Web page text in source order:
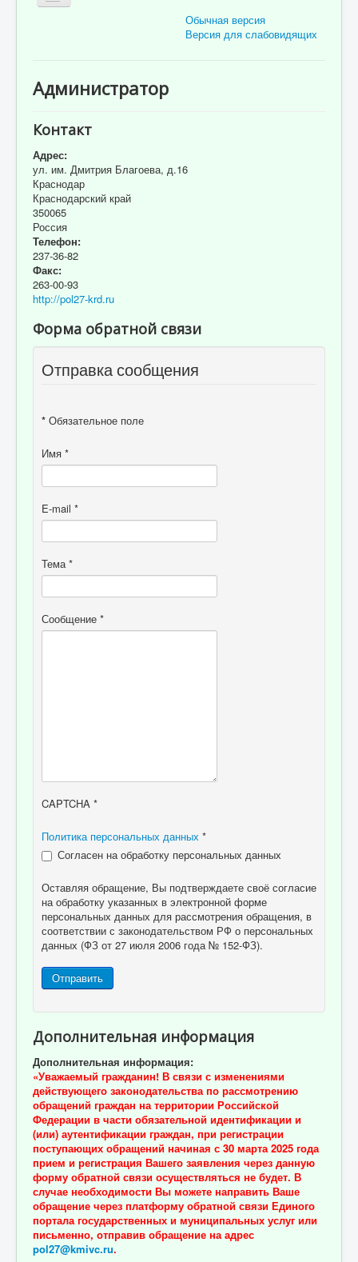
Обычная версия
Версия для слабовидящих
Об учреждении
Для пациента
Информация для специалистов
Медицинская профилактика
Врачи
Контролирующие органы
Лекарственное обеспечение
Документы
Связаться с нами
Отзывы пациентов
Женская консультация
Бессмертный полк
Администратор
Контакт
Адрес:
ул. им. Дмитрия Благоева, д.16
Краснодар
Краснодарский край
350065
Россия
Телефон:
237-36-82
Факс:
263-00-93
http://pol27-krd.ru
Форма обратной связи
Отправка сообщения
* Обязательное поле
Имя *
E-mail *
Тема *
Сообщение *
CAPTCHA *
Политика персональных данных *
Согласен на обработку персональных данных
Оставляя обращение, Вы подтверждаете своё согласие
на обработку указанных в электронной форме
персональных данных для рассмотрения обращения, в
соответствии с законодательством РФ о персональных
данных (ФЗ от 27 июля 2006 года № 152-ФЗ).
Отправить
Дополнительная информация
Дополнительная информация:
«Уважаемый гражданин! В связи с изменениями
действующего законодательства по рассмотрению
обращений граждан на территории Российской
Федерации в части обязательной идентификации и
(или) аутентификации граждан, при регистрации
поступающих обращений начиная с 30 марта 2025 года
прием и регистрация Вашего заявления через данную
форму обратной связи осуществляться не будет. В
случае необходимости Вы можете направить Ваше
обращение через платформу обратной связи Единого
портала государственных и муниципальных услуг или
письменно, отправив обращение на адрес
pol27@kmivc.ru.